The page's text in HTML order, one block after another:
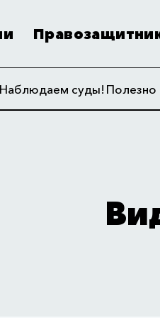
Наблюдаем суды! Полезно